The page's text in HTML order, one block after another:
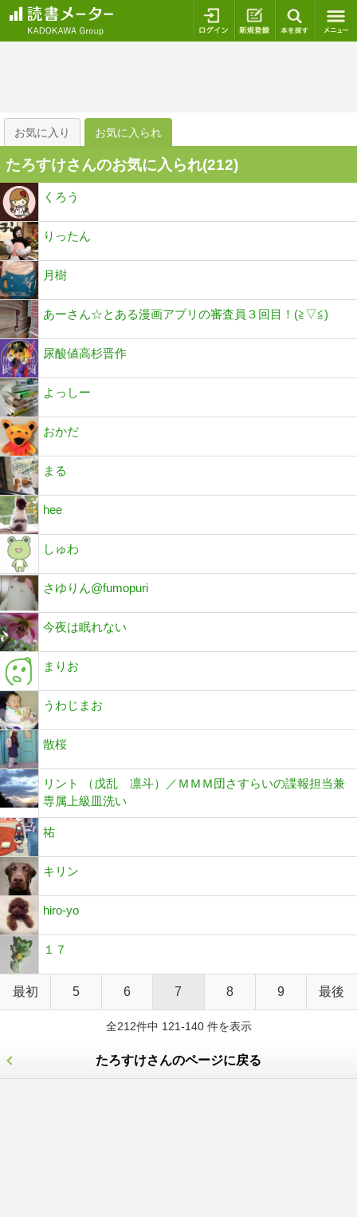
ログイン 新規登録
お気に入り お気に入られ
たろすけさんのお気に入られ(212)
くろう
りったん
月樹
あーさん☆とある漫画アプリの審査員３回目！(⁠≧⁠▽⁠≦⁠)
尿酸値高杉晋作
よっしー
おかだ
まる
hee
しゅわ
さゆりん@fumopuri
今夜は眠れない
まりお
うわじまお
散桜
リント （戊乱 凛斗）／ＭＭＭ団さすらいの諜報担当兼
専属上級皿洗い
祐
キリン
hiro-yo
１７
最初 5 6 7 8 9 最後
全212件中 121-140 件を表示
たろすけさんのページに戻る